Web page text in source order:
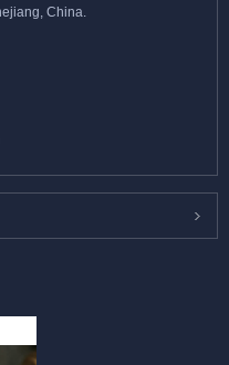
China.